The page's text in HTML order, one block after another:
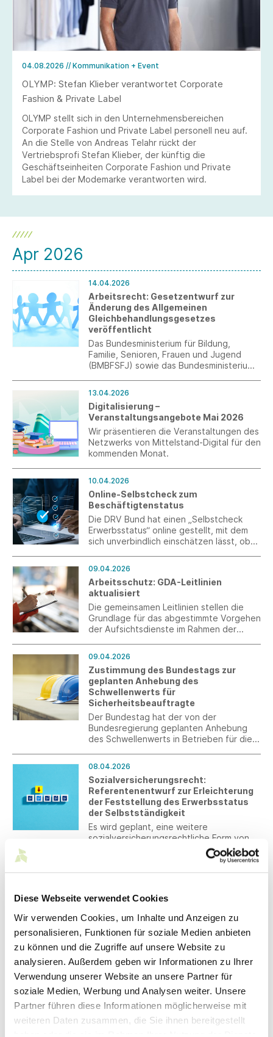
Diese Webseite verwendet Cookies
Wir verwenden Cookies, um Inhalte und Anzeigen zu
personalisieren, Funktionen für soziale Medien anbieten
zu können und die Zugriffe auf unsere Website zu
analysieren. Außerdem geben wir Informationen zu Ihrer
Verwendung unserer Website an unsere Partner für
soziale Medien, Werbung und Analysen weiter. Unsere
Partner führen diese Informationen möglicherweise mit
weiteren Daten zusammen, die Sie ihnen bereitgestellt
04.08.2026 // Kommunikation + Event
OLYMP: Stefan Klieber verantwortet Corporate
Fashion & Private Label
OLYMP stellt sich in den Unternehmensbereichen
Corporate Fashion und Private Label personell neu auf.
An die Stelle von Andreas Telahr rückt der
Vertriebsprofi Stefan Klieber, der künftig die
Geschäftseinheiten Corporate Fashion und Private
Label bei der Modemarke verantworten wird.
Apr 2026
14.04.2026
Arbeitsrecht: Gesetzentwurf zur
Änderung des Allgemeinen
Gleichbehandlungsgesetzes
veröffentlicht
Das Bundesministerium für Bildung,
Familie, Senioren, Frauen und Jugend
(BMBFSFJ) sowie das Bundesministerium
vorgelegt, mit dem unterschiedliche
Gesetze geändert werden sollen
(Artikelgesetz). Unter Artikel 1 befassen
sich die Ministerien mit dem AGG.
13.04.2026
Digitalisierung –
Veranstaltungsangebote Mai 2026
Wir präsentieren die Veranstaltungen des
Netzwerks von Mittelstand-Digital für den
kommenden Monat.
10.04.2026
Online-Selbstcheck zum
Beschäftigtenstatus
Die DRV Bund hat einen „Selbstcheck
Erwerbsstatus“ online gestellt, mit dem
sich unverbindlich einschätzen lässt, ob
Beschäftigung oder selbstständige
Tätigkeit besteht.
09.04.2026
Arbeitsschutz: GDA-Leitlinien
aktualisiert
Die gemeinsamen Leitlinien stellen die
Grundlage für das abgestimmte Vorgehen
der Aufsichtsdienste im Rahmen der
09.04.2026
Zustimmung des Bundestags zur
geplanten Anhebung des
Schwellenwerts für
Sicherheitsbeauftragte
Der Bundestag hat der von der
Bundesregierung geplanten Anhebung
des Schwellenwerts in Betrieben für die
08.04.2026
Sozialversicherungsrecht:
Referentenentwurf zur Erleichterung
der Feststellung des Erwerbsstatus
der Selbstständigkeit
Es wird geplant, eine weitere
sozialversicherungsrechtliche Form von
selbständiger Tätigkeit (neue
Selbständigkeit) einzuführen. Bitte
senden Sie uns Ihre Anmerkungen bis zum
Gamification trifft textile Berufe
Das Quizformat im Bereich „Work & Learn“
der TEXHUB WORLD macht
Berufsorientierung interaktiv und
präsentiert passende
Einstiegsmöglichkeiten in der Textil- und
Bekleidungsindustrie.
02.04.2026
Südwesttextil-Fördermittelupdate –
April 2026
Wir halten Sie monatlich über passende
Förderprogramme und Zuschüsse für
Unternehmen auf dem Laufenden.